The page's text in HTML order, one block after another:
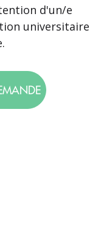
d'un/e
universitaire